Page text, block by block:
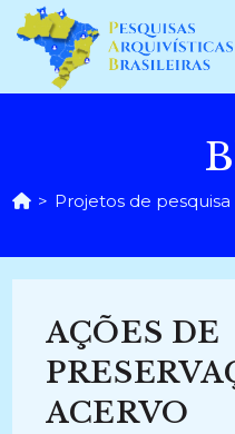
para
conteúdo
> Projetos de pesquisa
AÇÕES DE
ACERVO